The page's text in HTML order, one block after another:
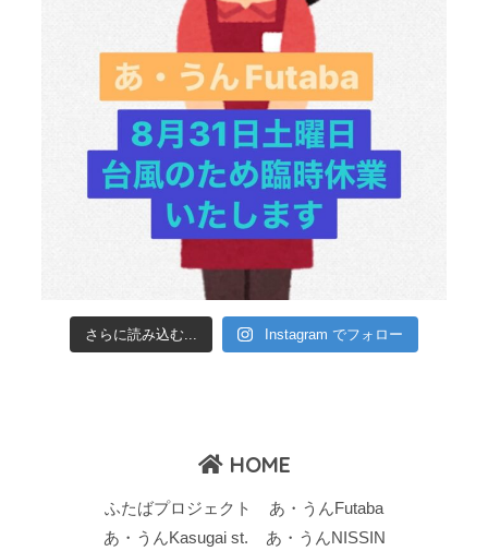
さらに読み込む... Instagram でフォロー
HOME
ふたばプロジェクト
あ・うんFutaba
あ・うんKasugai st.
あ・うんNISSIN